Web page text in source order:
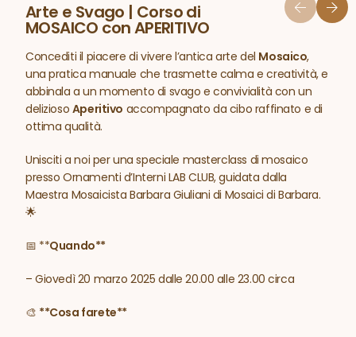
Arte e Svago | Corso di
MOSAICO con APERITIVO
Concediti il piacere di vivere l’antica arte del Mosaico,
una pratica manuale che trasmette calma e creatività, e
abbinala a un momento di svago e convivialità con un
delizioso Aperitivo accompagnato da cibo raffinato e di
ottima qualità.
Unisciti a noi per una speciale masterclass di mosaico
presso Ornamenti d’Interni LAB CLUB, guidata dalla
Maestra Mosaicista Barbara Giuliani di Mosaici di Barbara.
🌟
📅 **Quando**
– Giovedì 20 marzo 2025 dalle 20.00 alle 23.00 circa
🎨 **Cosa farete**